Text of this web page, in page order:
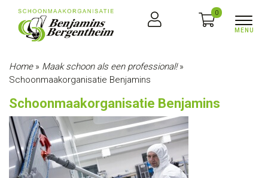
0
Home» Maak schoon als een professional!»
Schoonmaakorganisatie Benjamins
Schoonmaakorganisatie Benjamins